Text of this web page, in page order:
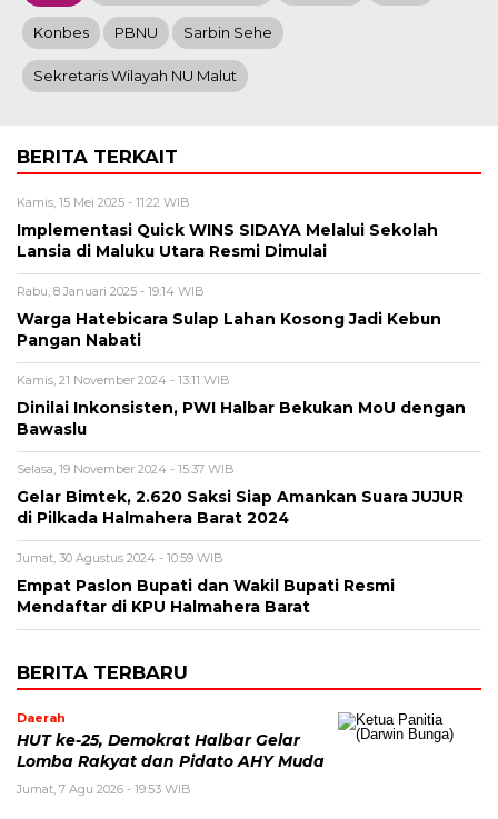
Konbes PBNU Sarbin Sehe
Sekretaris Wilayah NU Malut
BERITA TERKAIT
Kamis, 15 Mei 2025 - 11:22 WIB
Implementasi Quick WINS SIDAYA Melalui Sekolah
Lansia di Maluku Utara Resmi Dimulai
Rabu, 8 Januari 2025 - 19:14 WIB
Warga Hatebicara Sulap Lahan Kosong Jadi Kebun
Pangan Nabati
Kamis, 21 November 2024 - 13:11 WIB
Dinilai Inkonsisten, PWI Halbar Bekukan MoU dengan
Bawaslu
Selasa, 19 November 2024 - 15:37 WIB
Gelar Bimtek, 2.620 Saksi Siap Amankan Suara JUJUR
di Pilkada Halmahera Barat 2024
Jumat, 30 Agustus 2024 - 10:59 WIB
Empat Paslon Bupati dan Wakil Bupati Resmi
Mendaftar di KPU Halmahera Barat
BERITA TERBARU
Daerah
HUT ke-25, Demokrat Halbar Gelar
Lomba Rakyat dan Pidato AHY Muda
Jumat, 7 Agu 2026 - 19:53 WIB